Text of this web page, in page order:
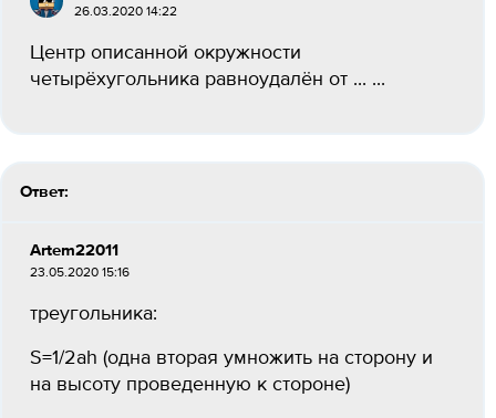
26.03.2020 14:22
Центр описанной окружности
четырёхугольника равноудалён от ... ​...
Ответ:
Artem22011
23.05.2020 15:16
треугольника:
S=1/2ah (одна вторая умножить на сторону и
на высоту проведенную к стороне)